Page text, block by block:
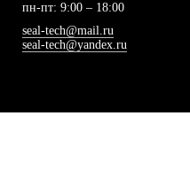
пн-пт: 9:00 – 18:00
seal-tech@mail.ru
seal-tech@yandex.ru